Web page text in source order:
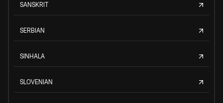
SANSKRIT
SERBIAN
SINHALA
SLOVENIAN